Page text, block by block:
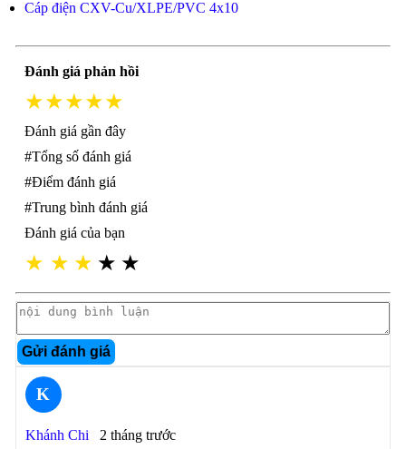
Cáp điện CXV-Cu/XLPE/PVC 4x10
Đánh giá phản hồi
★★★★★
Đánh giá gần đây
#Tổng số đánh giá
#Điểm đánh giá
#Trung bình đánh giá
Đánh giá của bạn
★ ★ ★ ★ ★
Gửi đánh giá
K
Khánh Chi 2 tháng trước